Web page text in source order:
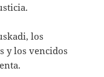
los
y los vencidos